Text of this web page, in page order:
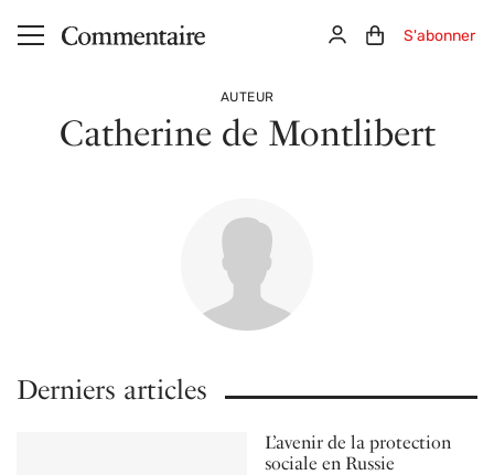
Aller au contenu principal ConnexionPanier (0)
S'abonner
AUTEUR
Catherine de Montlibert
Derniers articles
L’avenir de la protection
sociale en Russie